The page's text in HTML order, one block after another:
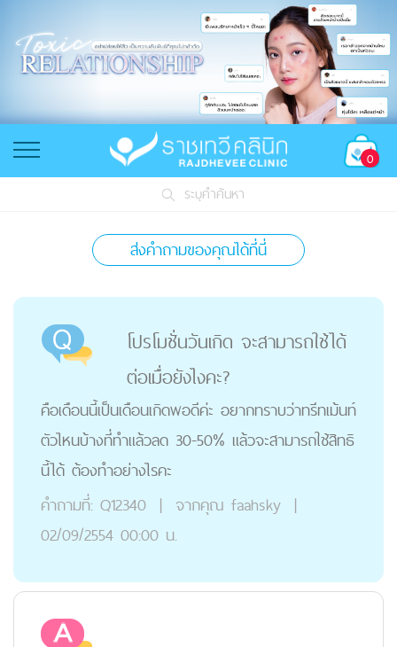
0
ระบุคำค้นหา
ส่งคำถามของคุณได้ที่นี่
โปรโมชั่นวันเกิด จะสามารถใช้ได้
ต่อเมื่อยังไงคะ?
คือเดือนนี้เป็นเดือนเกิดพอดีค่ะ อยากทราบว่าทรีทเม้นท์
ตัวไหนบ้างที่ทำแล้วลด 30-50% แล้วจะสามารถใช้สิทธิ
นี้ได้ ต้องทำอย่างไรคะ
คำถามที่: Q12340 | จากคุณ faahsky |
02/09/2554 00:00 น.